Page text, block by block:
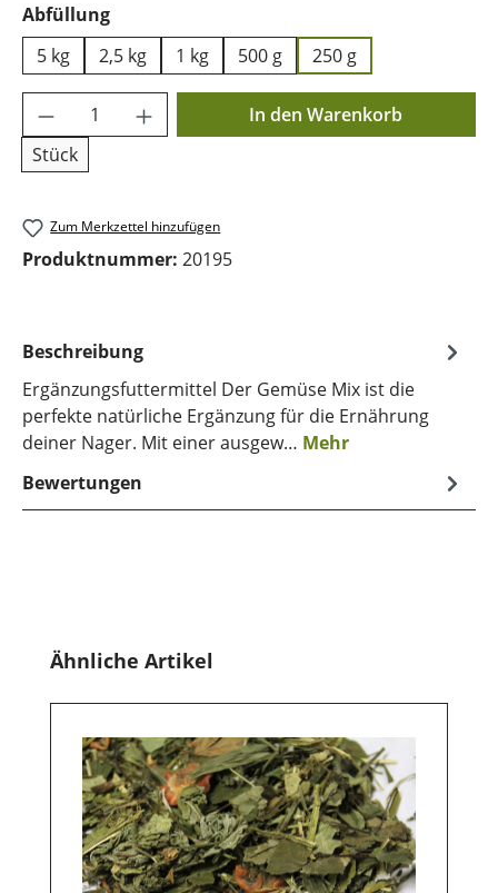
Abfüllungauswählen
5 kg
2,5 kg 1 kg 500 g 250 g
Produkt Anzahl: Gib den gewünschten
Stück
In den Warenkorb
Zum Merkzettel hinzufügen
Produktnummer: 20195
Beschreibung
Ergänzungsfuttermittel Der Gemüse Mix ist die
perfekte natürliche Ergänzung für die Ernährung
deiner Nager. Mit einer ausgew… Mehr
Bewertungen
Produktgalerie überspringen
Ähnliche Artikel